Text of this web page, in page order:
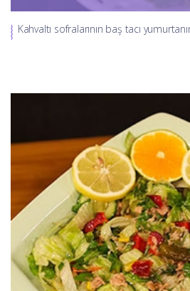
Kahvaltı sofralarının baş tacı